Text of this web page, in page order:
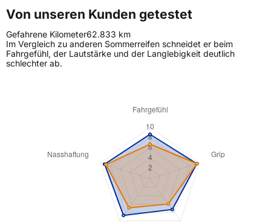
Von unseren Kunden getestet
Gefahrene Kilometer62.833 km
Im Vergleich zu anderen Sommerreifen schneidet er beim
Fahrgefühl, der Lautstärke und der Langlebigkeit deutlich
schlechter ab.